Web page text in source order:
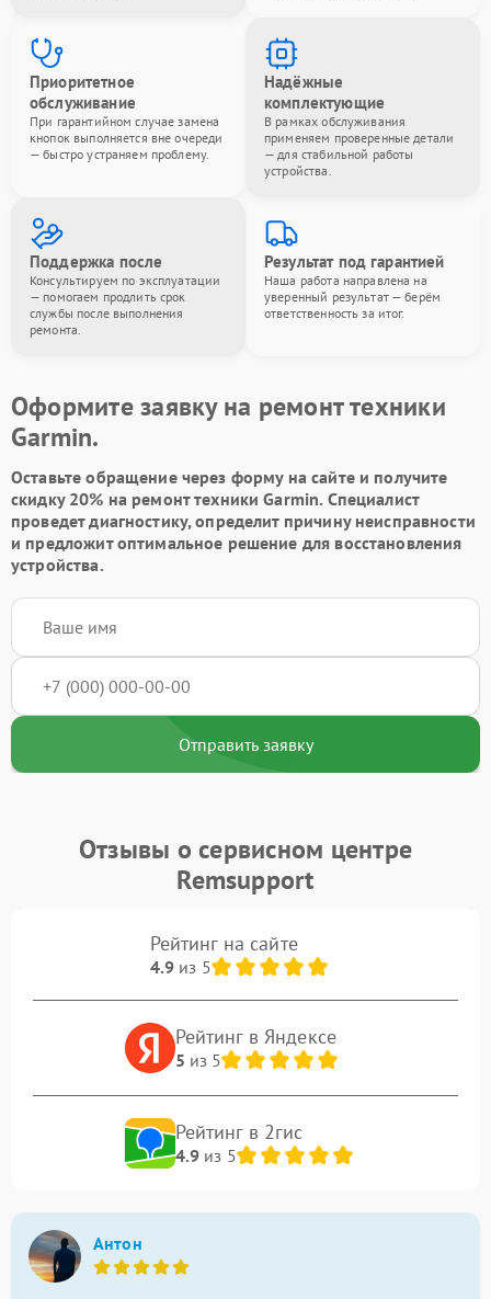
Приоритетное
обслуживание
При гарантийном случае замена
кнопок выполняется вне очереди
— быстро устраняем проблему.
Надёжные
комплектующие
В рамках обслуживания
применяем проверенные детали
— для стабильной работы
устройства.
Поддержка после
Консультируем по эксплуатации
— помогаем продлить срок
службы после выполнения
ремонта.
Результат под гарантией
Наша работа направлена на
уверенный результат — берём
ответственность за итог.
Оформите заявку на ремонт техники
Garmin.
Оставьте обращение через форму на сайте и получите
скидку 20% на ремонт техники Garmin. Специалист
проведет диагностику, определит причину неисправности
и предложит оптимальное решение для восстановления
устройства.
Отправить заявку
Отзывы о сервисном центре
Remsupport
Рейтинг на сайте
4.9из 5
Рейтинг в Яндексе
5 из 5
Рейтинг в 2гис
4.9из 5
Антон